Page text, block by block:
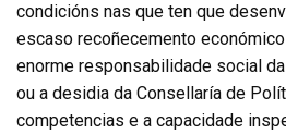
condicións nas que ten que
escaso recoñecemento
enorme responsabilidade social
ou a desidia da Consellaría de
competencias e a capacidade